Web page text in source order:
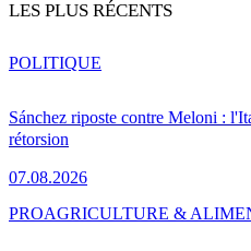
LES PLUS RÉCENTS
Sánchez riposte contre Meloni :
rétorsion
07.08.2026
POLITIQUE
PROAGRICULTURE &